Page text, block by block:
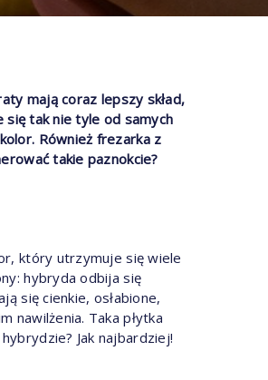
mają coraz lepszy skład,
się tak nie tyle od samych
Również frezarka z
takie paznokcie?
który utrzymuje się wiele
hybryda odbija się
się cienkie, osłabione,
nawilżenia. Taka płytka
Jak najbardziej!